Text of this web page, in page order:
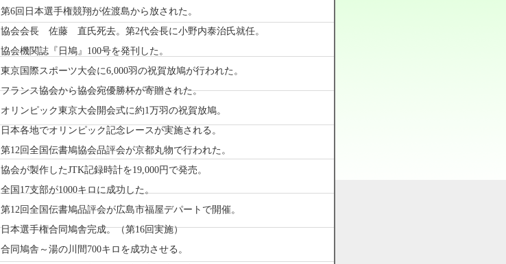
第6回日本選手権競翔が佐渡島から放された。
協会会長 佐藤 直氏死去。第2代会長に小野内泰治氏就任。
協会機関誌『日鳩』100号を発刊した。
東京国際スポーツ大会に6,000羽の祝賀放鳩が行われた。
フランス協会から協会宛優勝杯が寄贈された。
オリンピック東京大会開会式に約1万羽の祝賀放鳩。
日本各地でオリンピック記念レースが実施される。
第12回全国伝書鳩協会品評会が京都丸物で行われた。
協会が製作したJTK記録時計を19,000円で発売。
全国17支部が1000キロに成功した。
第12回全国伝書鳩品評会が広島市福屋デパートで開催。
日本選手権合同鳩舎完成。（第16回実施）
合同鳩舎～湯の川間700キロを成功させる。